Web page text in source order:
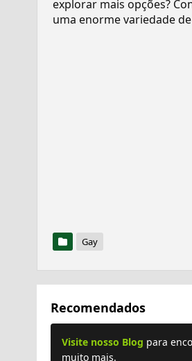
explorar mais opções?
uma enorme variedade
Gay
Recomendados
Visite nosso Blog para
muito mais.